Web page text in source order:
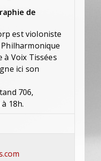
de
est violoniste
à Voix Tissées
ici son
706,
18h.